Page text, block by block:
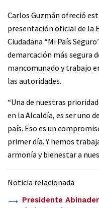
Carlos Guzmán ofreció
presentación oficial de la
Ciudadana “Mi País
demarcación más segura
mancomunado y trabajo
las autoridades.
“Una de nuestras
en la Alcaldía, es ser uno
país. Eso es un
primer día. Y hemos
armonía y bienestar a
Noticia relacionada
Presidente